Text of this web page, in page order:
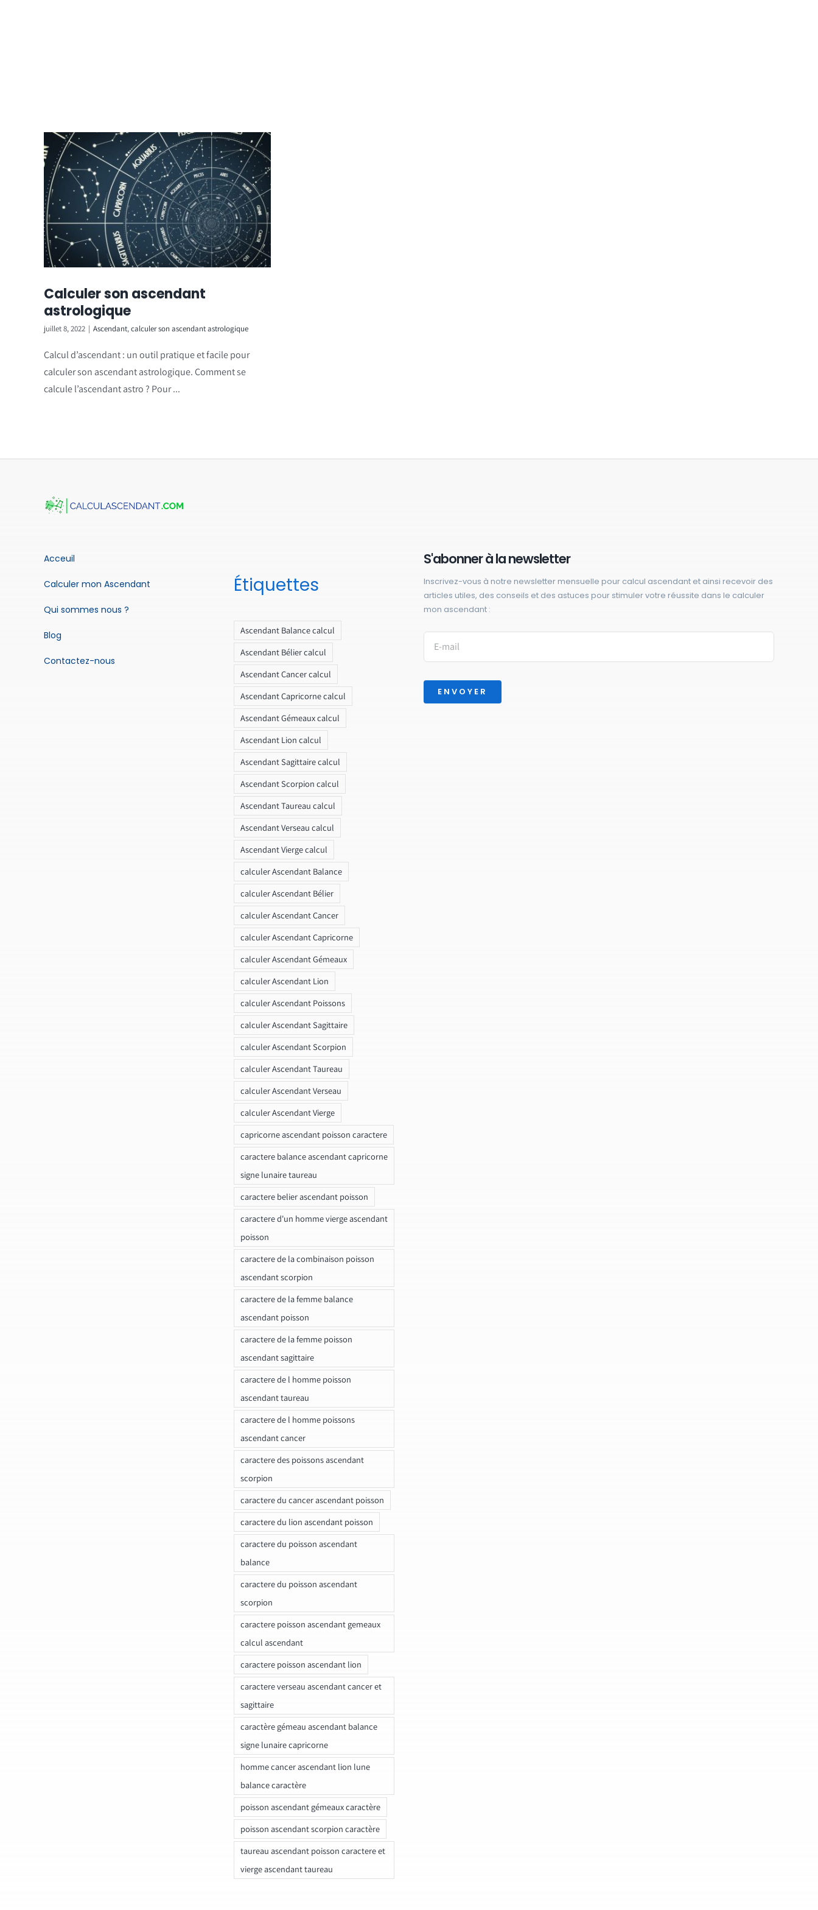
Calculer son ascendant
astrologique
juillet 8, 2022 | Ascendant,calculer son ascendant astrologique
Calcul d’ascendant : un outil pratique et facile pour
calculer son ascendant astrologique. Comment se
calcule l’ascendant astro ? Pour ...
Acceuil
Calculer mon Ascendant
Qui sommes nous ?
Blog
Contactez-nous
Étiquettes
Ascendant Balance calcul
Ascendant Bélier calcul
Ascendant Cancer calcul
Ascendant Capricorne calcul
Ascendant Gémeaux calcul
Ascendant Lion calcul
Ascendant Sagittaire calcul
Ascendant Scorpion calcul
Ascendant Taureau calcul
Ascendant Verseau calcul
Ascendant Vierge calcul
calculer Ascendant Balance
calculer Ascendant Bélier
calculer Ascendant Cancer
calculer Ascendant Capricorne
calculer Ascendant Gémeaux
calculer Ascendant Lion
calculer Ascendant Poissons
calculer Ascendant Sagittaire
calculer Ascendant Scorpion
calculer Ascendant Taureau
calculer Ascendant Verseau
calculer Ascendant Vierge
capricorne ascendant poisson caractere
caractere balance ascendant capricorne
signe lunaire taureau
caractere belier ascendant poisson
caractere d'un homme vierge ascendant
poisson
caractere de la combinaison poisson
ascendant scorpion
caractere de la femme balance
ascendant poisson
caractere de la femme poisson
ascendant sagittaire
caractere de l homme poisson
ascendant taureau
caractere de l homme poissons
ascendant cancer
caractere des poissons ascendant
scorpion
caractere du cancer ascendant poisson
caractere du lion ascendant poisson
caractere du poisson ascendant
balance
caractere du poisson ascendant
scorpion
caractere poisson ascendant gemeaux
calcul ascendant
caractere poisson ascendant lion
caractere verseau ascendant cancer et
sagittaire
caractère gémeau ascendant balance
signe lunaire capricorne
homme cancer ascendant lion lune
balance caractère
poisson ascendant gémeaux caractère
poisson ascendant scorpion caractère
taureau ascendant poisson caractere et
vierge ascendant taureau
S'abonner à la newsletter
Inscrivez-vous à notre newsletter mensuelle pour calcul ascendant et ainsi recevoir des
articles utiles, des conseils et des astuces pour stimuler votre réussite dans le calculer
mon ascendant :
ENVOYER